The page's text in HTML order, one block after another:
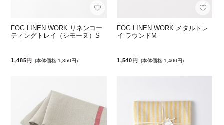
FOG LINEN WORK リネンコー
ティングトレイ（シモーヌ）S
1,485円 (本体価格:1,350円)
FOG LINEN WORK メタルトレ
イ ラウンドM
1,540円 (本体価格:1,400円)